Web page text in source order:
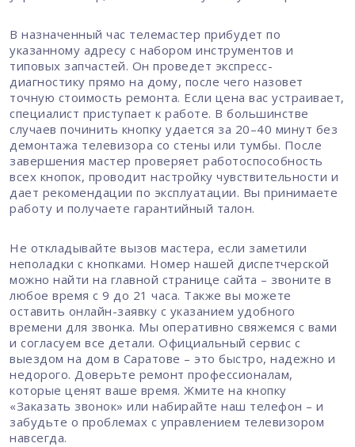
В назначенный час телемастер прибудет по
указанному адресу с набором инструментов и
типовых запчастей. Он проведет экспресс-
диагностику прямо на дому, после чего назовет
точную стоимость ремонта. Если цена вас устраивает,
специалист приступает к работе. В большинстве
случаев починить кнопку удается за 20–40 минут без
демонтажа телевизора со стены или тумбы. После
завершения мастер проверяет работоспособность
всех кнопок, проводит настройку чувствительности и
дает рекомендации по эксплуатации. Вы принимаете
работу и получаете гарантийный талон.
Не откладывайте вызов мастера, если заметили
неполадки с кнопками. Номер нашей диспетчерской
можно найти на главной странице сайта – звоните в
любое время с 9 до 21 часа. Также вы можете
оставить онлайн-заявку с указанием удобного
времени для звонка. Мы оперативно свяжемся с вами
и согласуем все детали. Официальный сервис с
выездом на дом в Саратове – это быстро, надежно и
недорого. Доверьте ремонт профессионалам,
которые ценят ваше время. Жмите на кнопку
«Заказать звонок» или набирайте наш телефон – и
забудьте о проблемах с управлением телевизором
навсегда.